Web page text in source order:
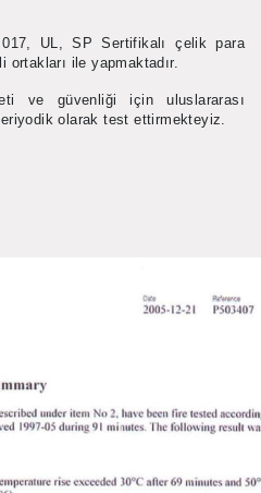
017, UL, SP Sertifikalı çelik para
ortakları ile yapmaktadır.
ve güvenliği için uluslararası
olarak test ettirmekteyiz.